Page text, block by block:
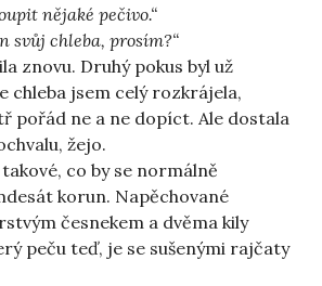
nějaké pečivo.“
svůj chleba, prosím?“
znovu. Druhý pokus byl už
chleba jsem celý rozkrájela,
pořád ne a ne dopíct. Ale dostala
žejo.
co by se normálně
korun. Napěchované
česnekem a dvěma kily
peču teď, je se sušenými rajčaty